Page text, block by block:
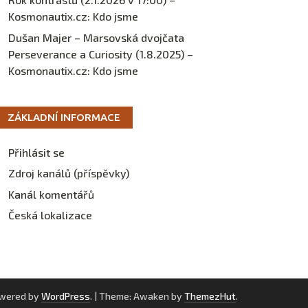
Kosmonautix.cz: Kdo jsme
Dušan Majer – Marsovská dvojčata
Perseverance a Curiosity (1.8.2025) –
Kosmonautix.cz: Kdo jsme
ZÁKLADNÍ INFORMACE
Přihlásit se
Zdroj kanálů (příspěvky)
Kanál komentářů
Česká lokalizace
by WordPress. | Theme: Awaken by ThemezHut.